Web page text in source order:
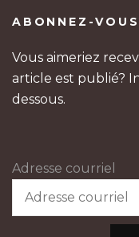
ABONNEZ-
Vous aimeriez
article est publié?
dessous.
Adresse courriel